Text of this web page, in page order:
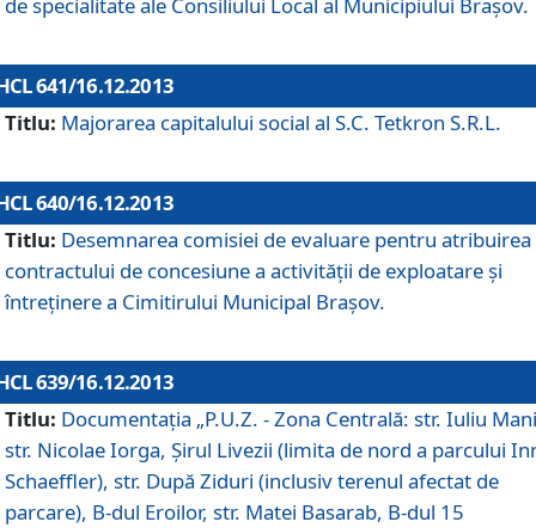
de specialitate ale Consiliului Local al Municipiului Braşov.
641/16.12.2013
Titlu: Majorarea capitalului social al S.C. Tetkron S.R.L.
640/16.12.2013
Titlu: Desemnarea comisiei de evaluare pentru atribuirea
contractului de concesiune a activităţii de exploatare şi
întreţinere a Cimitirului Municipal Braşov.
639/16.12.2013
Titlu: Documentaţia „P.U.Z. - Zona Centrală: str. Iuliu
str. Nicolae Iorga, Şirul Livezii (limita de nord a parcului
Schaeffler), str. După Ziduri (inclusiv terenul afectat de
parcare), B-dul Eroilor, str. Matei Basarab, B-dul 15